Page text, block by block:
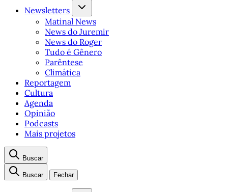
Newsletters
Matinal News
News do Juremir
News do Roger
Tudo é Gênero
Parêntese
Climática
Reportagem
Cultura
Agenda
Opinião
Podcasts
Mais projetos
Buscar
Buscar Fechar